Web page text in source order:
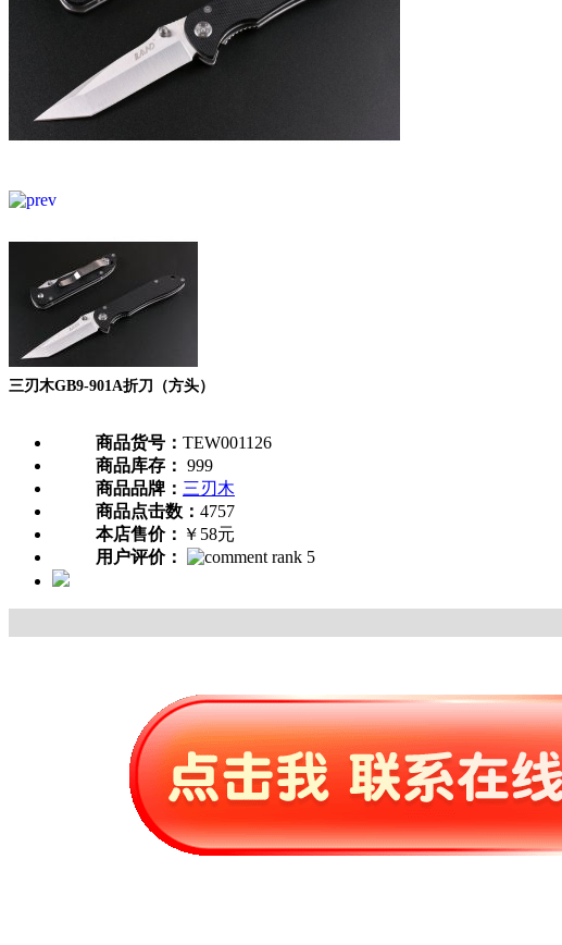
三刃木GB9-901A折刀（方头）
商品货号： TEW001126
商品库存： 999
商品品牌： 三刃木
商品点击数： 4757
本店售价： ￥58元
用户评价：